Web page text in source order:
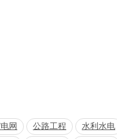
网 公路工程
水利水电